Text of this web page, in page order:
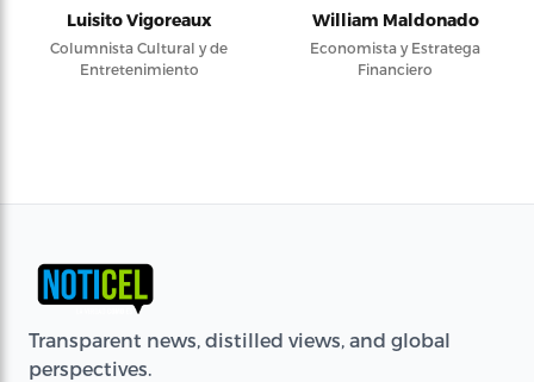
Luisito Vigoreaux
Columnista Cultural y de
Entretenimiento
William Maldonado
Economista y Estratega
Financiero
Transparent news, distilled views, and global
perspectives.